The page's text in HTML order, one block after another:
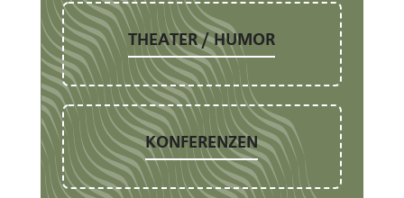
THEATER / HUMOR
KONFERENZEN